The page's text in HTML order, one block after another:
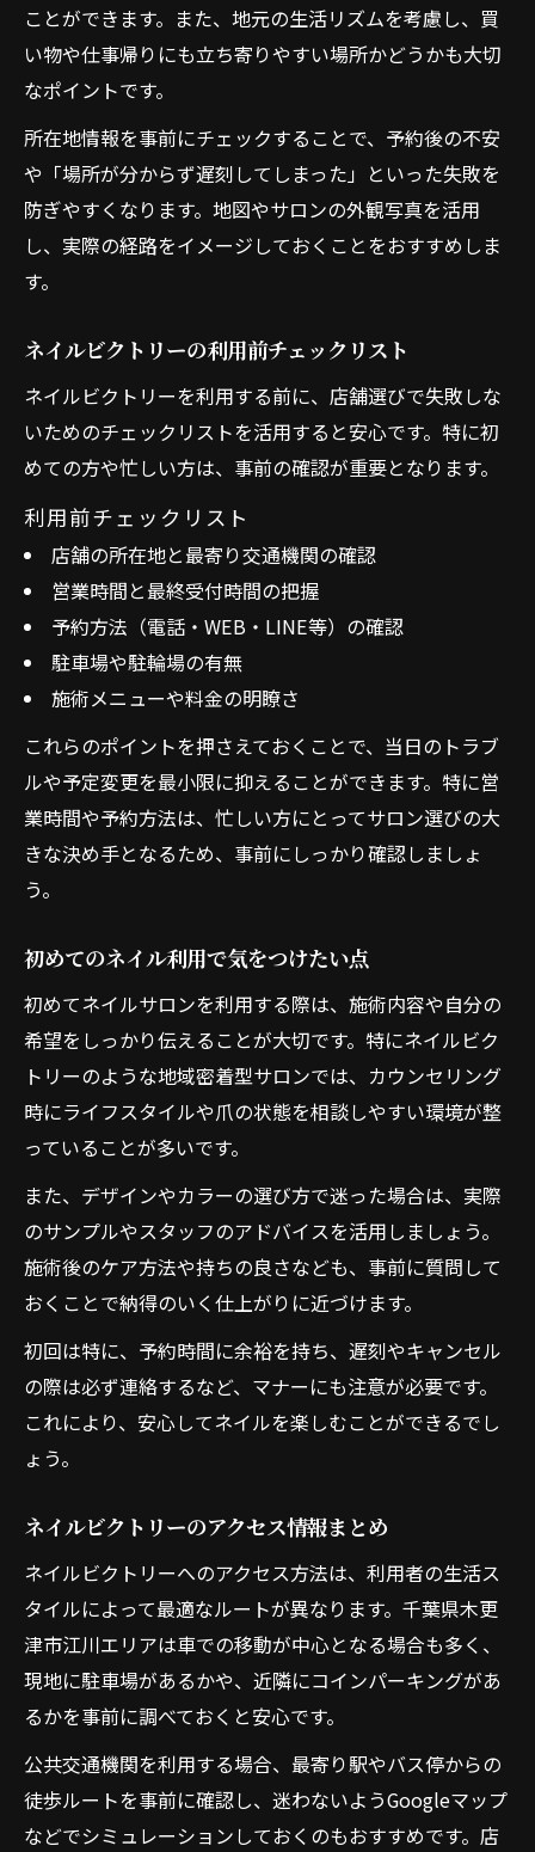
ことができます。また、地元の生活リズムを考慮し、買
い物や仕事帰りにも立ち寄りやすい場所かどうかも大切
なポイントです。
所在地情報を事前にチェックすることで、予約後の不安
や「場所が分からず遅刻してしまった」といった失敗を
防ぎやすくなります。地図やサロンの外観写真を活用
し、実際の経路をイメージしておくことをおすすめしま
す。
ネイルビクトリーの利用前チェックリスト
ネイルビクトリーを利用する前に、店舗選びで失敗しな
いためのチェックリストを活用すると安心です。特に初
めての方や忙しい方は、事前の確認が重要となります。
利用前チェックリスト
店舗の所在地と最寄り交通機関の確認
営業時間と最終受付時間の把握
予約方法（電話・WEB・LINE等）の確認
駐車場や駐輪場の有無
施術メニューや料金の明瞭さ
これらのポイントを押さえておくことで、当日のトラブ
ルや予定変更を最小限に抑えることができます。特に営
業時間や予約方法は、忙しい方にとってサロン選びの大
きな決め手となるため、事前にしっかり確認しましょ
う。
初めてのネイル利用で気をつけたい点
初めてネイルサロンを利用する際は、施術内容や自分の
希望をしっかり伝えることが大切です。特にネイルビク
トリーのような地域密着型サロンでは、カウンセリング
時にライフスタイルや爪の状態を相談しやすい環境が整
っていることが多いです。
また、デザインやカラーの選び方で迷った場合は、実際
のサンプルやスタッフのアドバイスを活用しましょう。
施術後のケア方法や持ちの良さなども、事前に質問して
おくことで納得のいく仕上がりに近づけます。
初回は特に、予約時間に余裕を持ち、遅刻やキャンセル
の際は必ず連絡するなど、マナーにも注意が必要です。
これにより、安心してネイルを楽しむことができるでし
ょう。
ネイルビクトリーのアクセス情報まとめ
ネイルビクトリーへのアクセス方法は、利用者の生活ス
タイルによって最適なルートが異なります。千葉県木更
津市江川エリアは車での移動が中心となる場合も多く、
現地に駐車場があるかや、近隣にコインパーキングがあ
るかを事前に調べておくと安心です。
公共交通機関を利用する場合、最寄り駅やバス停からの
徒歩ルートを事前に確認し、迷わないようGoogleマップ
などでシミュレーションしておくのもおすすめです。店